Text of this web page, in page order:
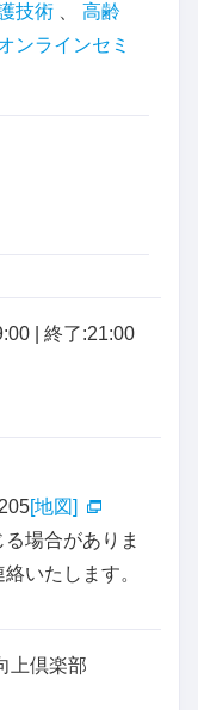
技術
高齢
ンラインセミ
| 終了:21:00
[地図]
場合がありま
いたします。
上倶楽部